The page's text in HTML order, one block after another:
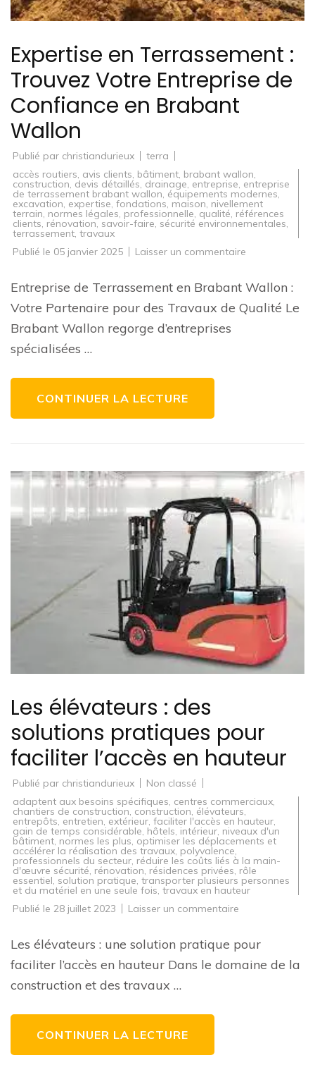
Expertise en Terrassement :
Trouvez Votre Entreprise de
Confiance en Brabant
Wallon
Publié par christiandurieux
terra
accès routiers, avis clients, bâtiment, brabant wallon,
construction, devis détaillés, drainage, entreprise, entreprise
de terrassement brabant wallon, équipements modernes,
excavation, expertise, fondations, maison, nivellement
terrain, normes légales, professionnelle, qualité, références
clients, rénovation, savoir-faire, sécurité environnementales,
terrassement, travaux
Publié le 05 janvier 2025 Laisser un commentaire
Terrassement
:
Trouvez
Votre
Entreprise de Terrassement en Brabant Wallon :
Votre Partenaire pour des Travaux de Qualité Le
Brabant Wallon regorge d’entreprises
spécialisées …
CONTINUER LA LECTURE
Les élévateurs : des
solutions pratiques pour
faciliter l’accès en hauteur
Publié par christiandurieux
Non classé
adaptent aux besoins spécifiques, centres commerciaux,
chantiers de construction, construction, élévateurs,
entrepôts, entretien, extérieur, faciliter l'accès en hauteur,
gain de temps considérable, hôtels, intérieur, niveaux d'un
bâtiment, normes les plus, optimiser les déplacements et
accélérer la réalisation des travaux, polyvalence,
professionnels du secteur, réduire les coûts liés à la main-
d'œuvre sécurité, rénovation, résidences privées, rôle
essentiel, solution pratique, transporter plusieurs personnes
et du matériel en une seule fois, travaux en hauteur
Publié le 28 juillet 2023 Laisser un commentaire
des
solutions
pratiques
Les élévateurs : une solution pratique pour
faciliter l’accès en hauteur Dans le domaine de la
construction et des travaux …
CONTINUER LA LECTURE